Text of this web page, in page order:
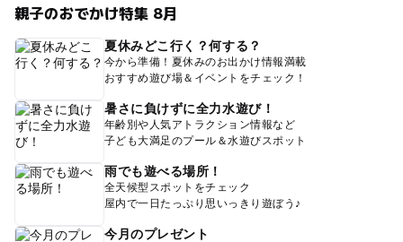
親子のおでかけ特集 8月
夏休みどこ行く？何する？
今から準備！夏休みのお出かけ情報満載
おすすめ遊び場＆イベントをチェック！
暑さに負けずに全力水遊び！
年齢別や人気アトラクション情報など
子ども大満足のプール＆水遊びスポット
雨でも遊べる場所！
全天候型スポットをチェック
屋内で一日たっぷり思いっきり遊ぼう♪
今月のプレゼント